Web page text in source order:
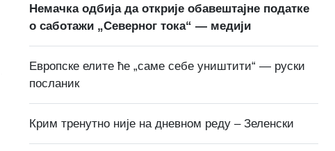
Немачка одбија да открије обавештајне податке
о саботажи „Северног тока“ — медији
Европске елите ће „саме себе уништити“ — руски
посланик
Крим тренутно није на дневном реду – Зеленски